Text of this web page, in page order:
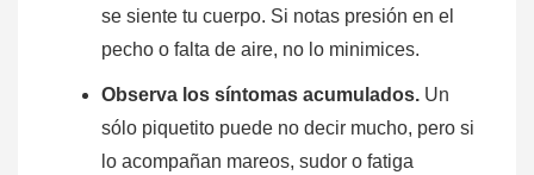
se siente tu cuerpo. Si notas presión en el
pecho o falta de aire, no lo minimices.
Observa los síntomas acumulados. Un
sólo piquetito puede no decir mucho, pero si
lo acompañan mareos, sudor o fatiga